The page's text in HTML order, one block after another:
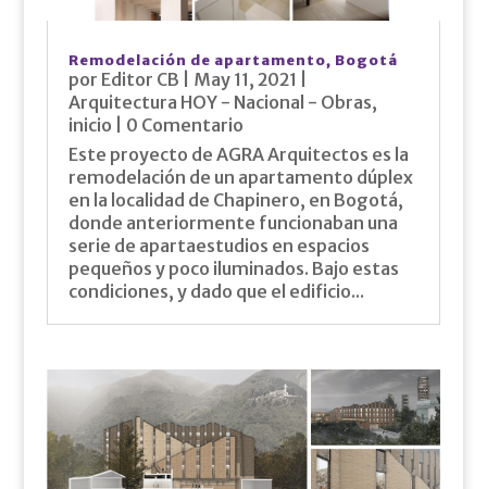
Remodelación de apartamento, Bogotá
por Editor CB May 11, 2021
Arquitectura HOY - Nacional - Obras,
inicio | 0 Comentario
Este proyecto de AGRA Arquitectos es la
remodelación de un apartamento dúplex
en la localidad de Chapinero, en Bogotá,
donde anteriormente funcionaban una
serie de apartaestudios en espacios
pequeños y poco iluminados. Bajo estas
condiciones, y dado que el edificio...